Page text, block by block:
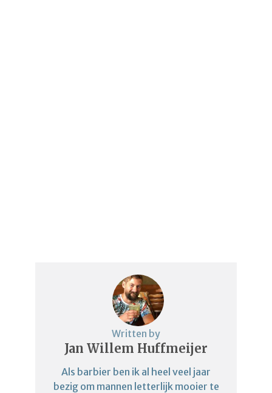
Written by
Jan Willem Huffmeijer
Als barbier ben ik al heel veel jaar
bezig om mannen letterlijk mooier te